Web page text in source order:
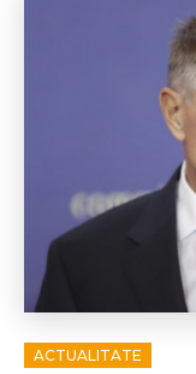
ACTUALITATE